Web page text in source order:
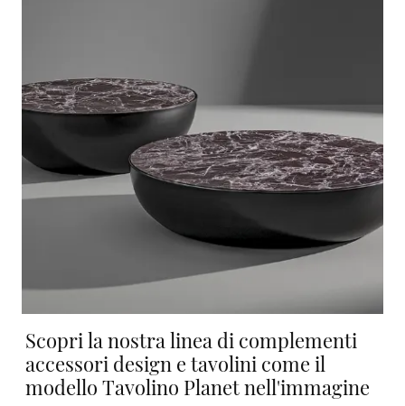
Scopri la nostra linea di complementi
accessori design e tavolini come il
modello Tavolino Planet nell'immagine